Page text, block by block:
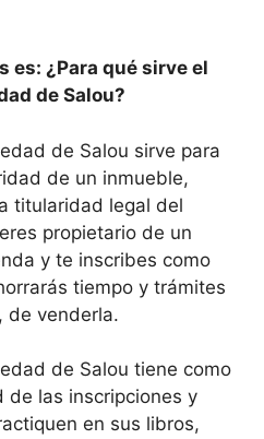
es: ¿Para qué sirve el
de Salou?
de Salou sirve para
de un inmueble,
titularidad legal del
propietario de un
y te inscribes como
tiempo y trámites
de venderla.
de Salou tiene como
las inscripciones y
en sus libros,